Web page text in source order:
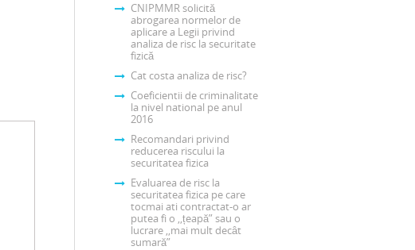
CNIPMMR solicită
abrogarea normelor de
aplicare a Legii privind
analiza de risc la securitate
fizică
Cat costa analiza de risc?
Coeficientii de criminalitate
la nivel national pe anul
2016
Recomandari privind
reducerea riscului la
securitatea fizica
Evaluarea de risc la
securitatea fizica pe care
tocmai ati contractat-o ar
putea fi o ,,țeapă” sau o
lucrare ,,mai mult decât
sumară”